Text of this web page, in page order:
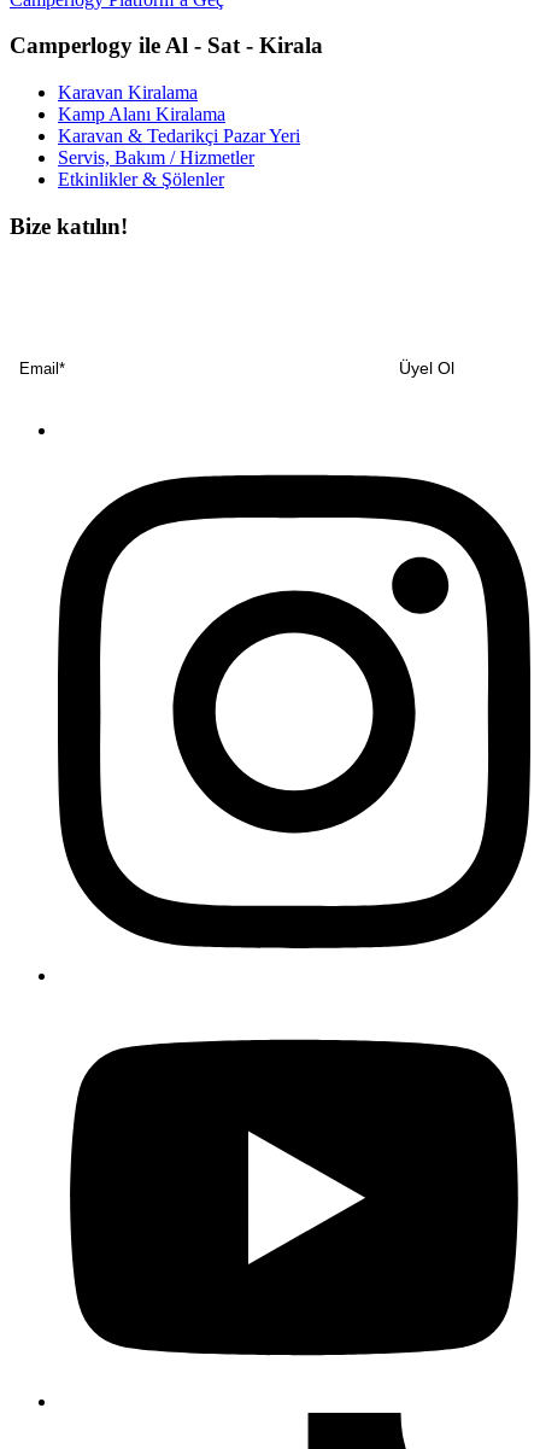
Camperlogy ile Al - Sat - Kirala
Karavan Kiralama
Kamp Alanı Kiralama
Karavan & Tedarikçi Pazar Yeri
Servis, Bakım / Hizmetler
Etkinlikler & Şölenler
Bize katılın!